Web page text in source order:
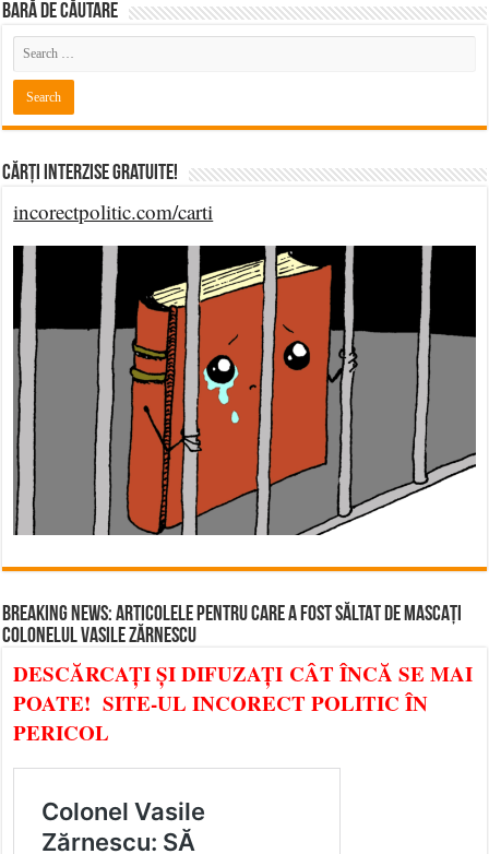
BARĂ DE CĂUTARE
Cărți Interzise Gratuite!
incorectpolitic.com/carti
BREAKING NEWS: ARTICOLELE PENTRU CARE A FOST SĂLTAT DE MASCAȚI
COLONELUL VASILE ZĂRNESCU
DESCĂRCAȚI ȘI DIFUZAȚI CÂT ÎNCĂ SE MAI
POATE! SITE-UL INCORECT POLITIC ÎN
PERICOL